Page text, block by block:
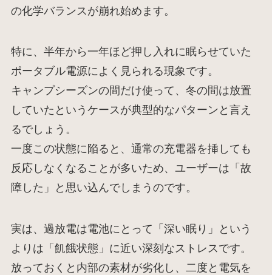
の化学バランスが崩れ始めます。
特に、半年から一年ほど押し入れに眠らせていた
ポータブル電源によく見られる現象です。
キャンプシーズンの間だけ使って、冬の間は放置
していたというケースが典型的なパターンと言え
るでしょう。
一度この状態に陥ると、通常の充電器を挿しても
反応しなくなることが多いため、ユーザーは「故
障した」と思い込んでしまうのです。
実は、過放電は電池にとって「深い眠り」という
よりは「飢餓状態」に近い深刻なストレスです。
放っておくと内部の素材が劣化し、二度と電気を